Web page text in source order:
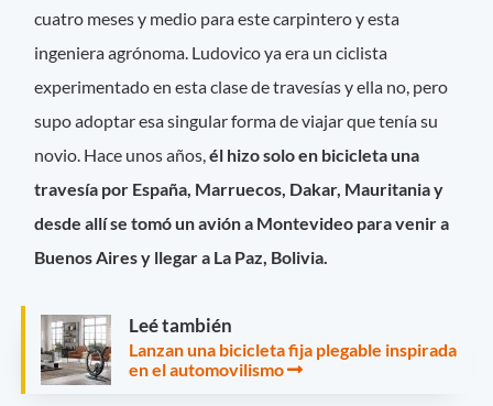
cuatro meses y medio para este carpintero y esta
ingeniera agrónoma. Ludovico ya era un ciclista
experimentado en esta clase de travesías y ella no, pero
supo adoptar esa singular forma de viajar que tenía su
novio. Hace unos años,él hizo solo en bicicleta una
travesía por España, Marruecos, Dakar, Mauritania y
desde allí se tomó un avión a Montevideo para venir a
Buenos Aires y llegar a La Paz, Bolivia.
Leé también
Lanzan una bicicleta fija plegable inspirada
en el automovilismo